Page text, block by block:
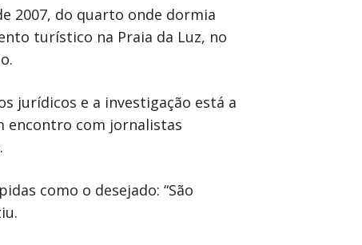
2007, do quarto onde dormia
turístico na Praia da Luz, no
jurídicos e a investigação está a
encontro com jornalistas
como o desejado: “São